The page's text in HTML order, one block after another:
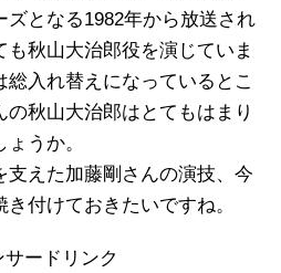
となる1982年から放送され
秋山大治郎役を演じていま
入れ替えになっているとこ
秋山大治郎はとてもはまり
うか。
支えた加藤剛さんの演技、今
付けておきたいですね。
サードリンク